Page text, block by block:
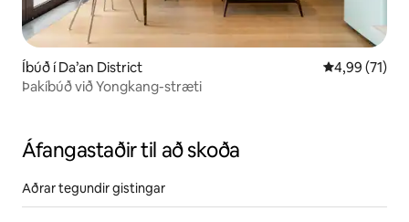
Íbúð í Da’an District 4,99 af 5 í
4,99 (71)
Þakíbúð við Yongkang-stræti
Áfangastaðir til að skoða
Aðrar tegundir gistingar